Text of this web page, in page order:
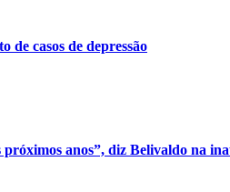
casos de depressão
próximos anos”, diz Belivaldo na